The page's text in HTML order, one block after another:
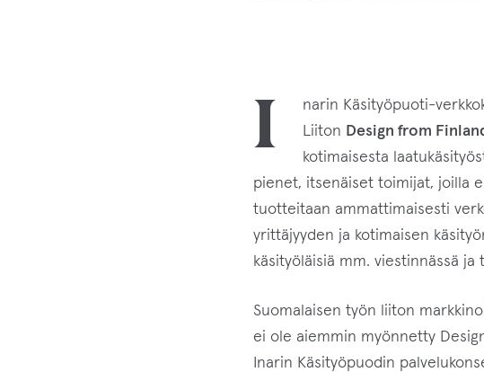
I
narin Käsityöpuoti-
Liiton Design from
kotimaisesta
pienet, itsenäiset toimijat, joilla
tuotteitaan ammattimaisesti
yrittäjyyden ja kotimaisen
käsityöläisiä mm. viestinnässä ja
Suomalaisen työn liiton
ei ole aiemmin myönnetty
Inarin Käsityöpuodin